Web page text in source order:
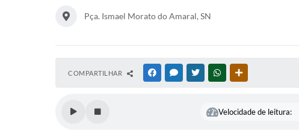
Pça. Ismael Morato do Amaral, SN
COMPARTILHAR FACEBOOKMESSENGER
TWITTERWHATSAPP
Velocidade de leitura: